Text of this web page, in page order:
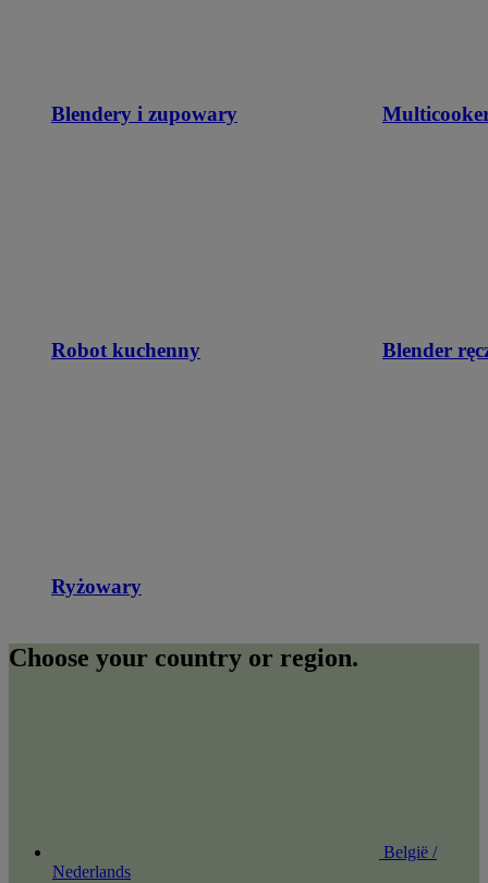
Blendery i zupowary
Robot kuchenny Blender
Ryżowary
Choose your country or region.
België /
Nederlands